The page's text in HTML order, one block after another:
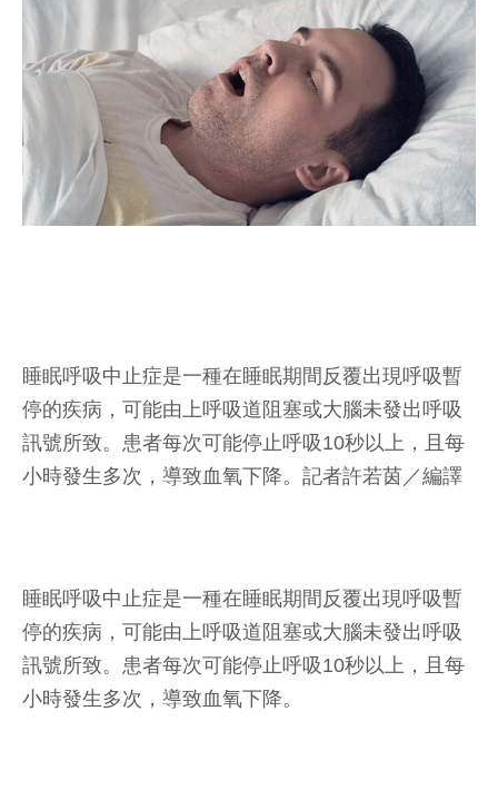
睡眠呼吸中止症是一種在睡眠期間反覆出現呼吸暫
停的疾病，可能由上呼吸道阻塞或大腦未發出呼吸
訊號所致。患者每次可能停止呼吸10秒以上，且每
小時發生多次，導致血氧下降。 記者許若茵／編譯
睡眠呼吸中止症是一種在睡眠期間反覆出現呼吸暫
停的疾病，可能由上呼吸道阻塞或大腦未發出呼吸
訊號所致。患者每次可能停止呼吸10秒以上，且每
小時發生多次，導致血氧下降。